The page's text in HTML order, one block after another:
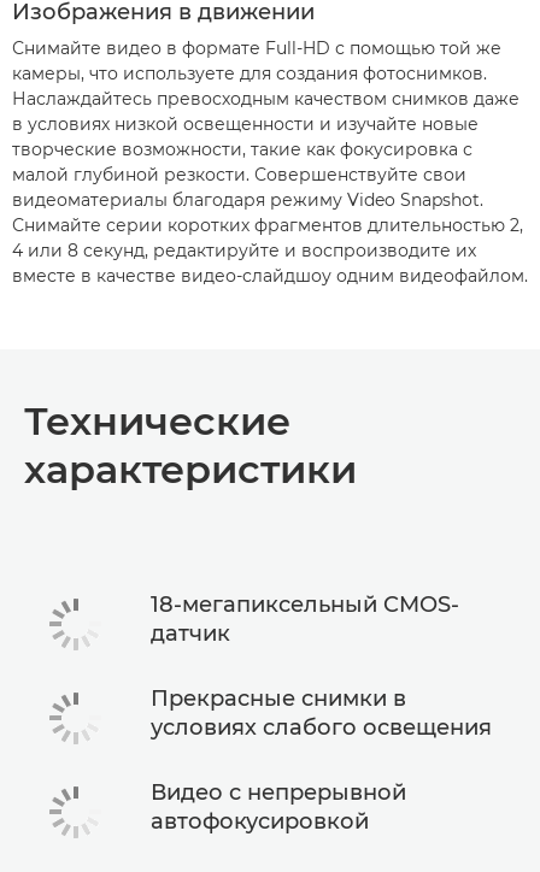
Изображения в движении
Снимайте видео в формате Full-HD с помощью той же
камеры, что используете для создания фотоснимков.
Наслаждайтесь превосходным качеством снимков даже
в условиях низкой освещенности и изучайте новые
творческие возможности, такие как фокусировка с
малой глубиной резкости. Совершенствуйте свои
видеоматериалы благодаря режиму Video Snapshot.
Снимайте серии коротких фрагментов длительностью 2,
4 или 8 секунд, редактируйте и воспроизводите их
вместе в качестве видео-слайдшоу одним видеофайлом.
Технические
характеристики
18-мегапиксельный CMOS-
датчик
Прекрасные снимки в
условиях слабого освещения
Видео с непрерывной
автофокусировкой